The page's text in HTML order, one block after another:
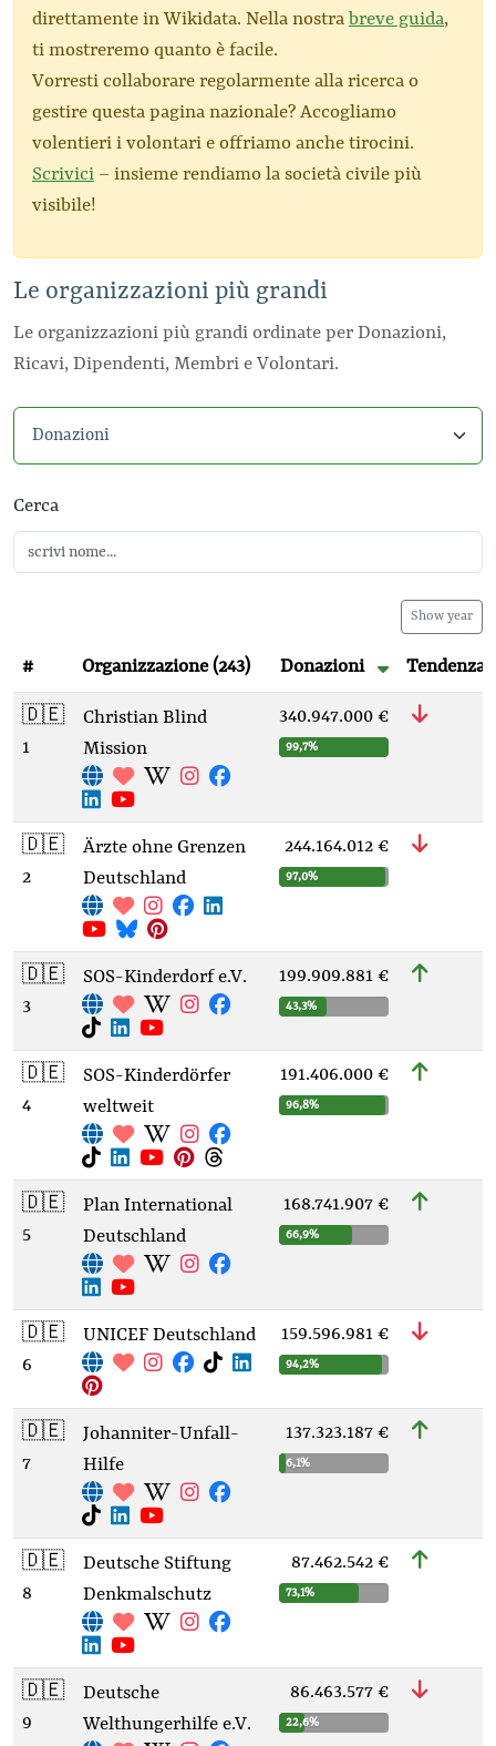
direttamente in Wikidata. Nella nostra breve guida,
ti mostreremo quanto è facile.
Vorresti collaborare regolarmente alla ricerca o
gestire questa pagina nazionale? Accogliamo
volentieri i volontari e offriamo anche tirocini.
Scrivici – insieme rendiamo la società civile più
visibile!
Le organizzazioni più grandi
Le organizzazioni più grandi ordinate per Donazioni,
Ricavi, Dipendenti, Membri e Volontari.
Cerca
Show year
# Organizzazione(243) Donazioni Tendenza
🇩🇪
1
Christian Blind
Mission
340.947.000 €
99,7%
🇩🇪
2
Ärzte ohne Grenzen
Deutschland
244.164.012 €
97,0%
🇩🇪
3
SOS-Kinderdorf e.V. 199.909.881 €
43,3%
🇩🇪
4
SOS-Kinderdörfer
weltweit
191.406.000 €
96,8%
🇩🇪
5
Plan International
Deutschland
168.741.907 €
66,9%
🇩🇪
6
UNICEF Deutschland 159.596.981 €
94,2%
🇩🇪
7
Johanniter-Unfall-
Hilfe
137.323.187 €
6,1%
🇩🇪
8
Deutsche Stiftung
Denkmalschutz
87.462.542 €
73,1%
🇩🇪
9
Deutsche
Welthungerhilfe e.V.
86.463.577 €
22,6%